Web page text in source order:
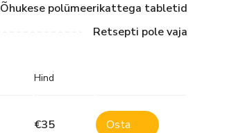
Õhukese polümeerikattega tabletid
Retsepti pole vaja
Hind
€35 Osta